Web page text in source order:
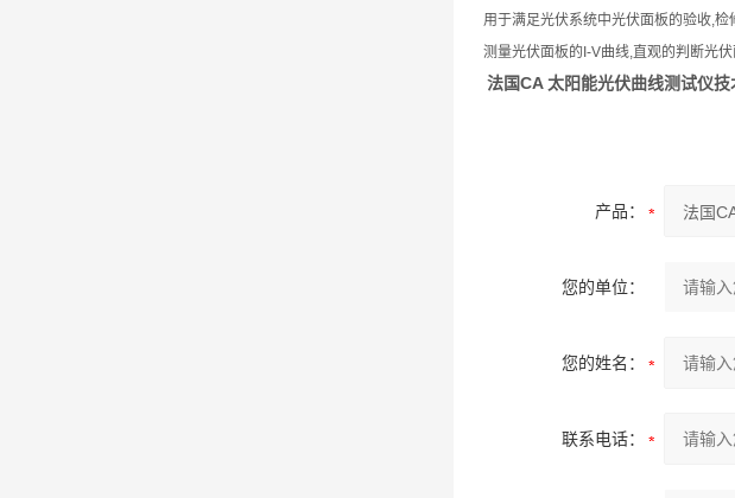
用于满足光伏系统中光伏面板的验收,检
测量光伏面板的I-V曲线,直观的判断光伏
法国CA 太阳能光伏曲线测试仪技
产品：
您的单位：
您的姓名：
联系电话：